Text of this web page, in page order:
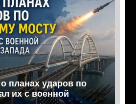
планах ударов по
их с военной